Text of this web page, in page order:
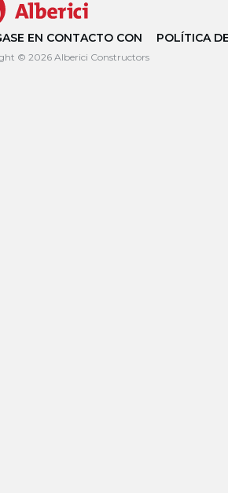
EN CONTACTO CON POLÍTICA
© 2026 Alberici Constructors